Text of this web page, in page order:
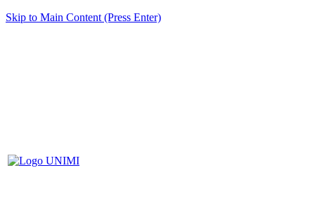
Skip to Main Content (Press Enter)